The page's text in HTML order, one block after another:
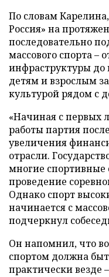
По словам
Россия» на
последовательно
массового спорта –
инфраструктуры
детям и взрослым
культурой рядом с
«Начиная с первых
работы партия
увеличения
отрасли.
многие
проведение
Однако спорт
начинается с
подчеркнул
Он напомнил, что
спортом должна
практически везде